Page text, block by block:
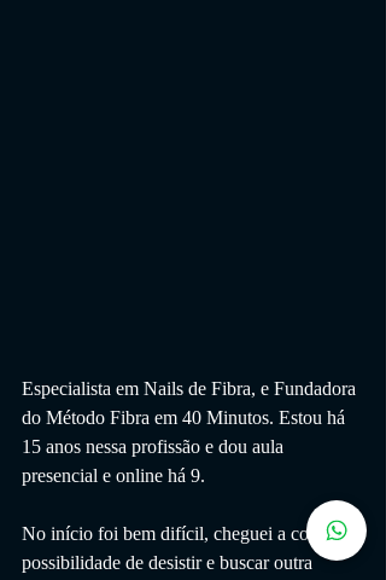
Especialista em Nails de Fibra, e Fundadora
do Método Fibra em 40 Minutos. Estou há
15 anos nessa profissão e dou aula
presencial e online há 9.
No início foi bem difícil, cheguei a cogitar a
possibilidade de desistir e buscar outra